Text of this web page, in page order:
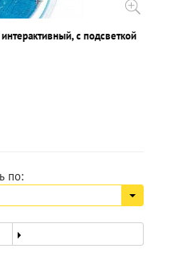
с подсветкой
по: